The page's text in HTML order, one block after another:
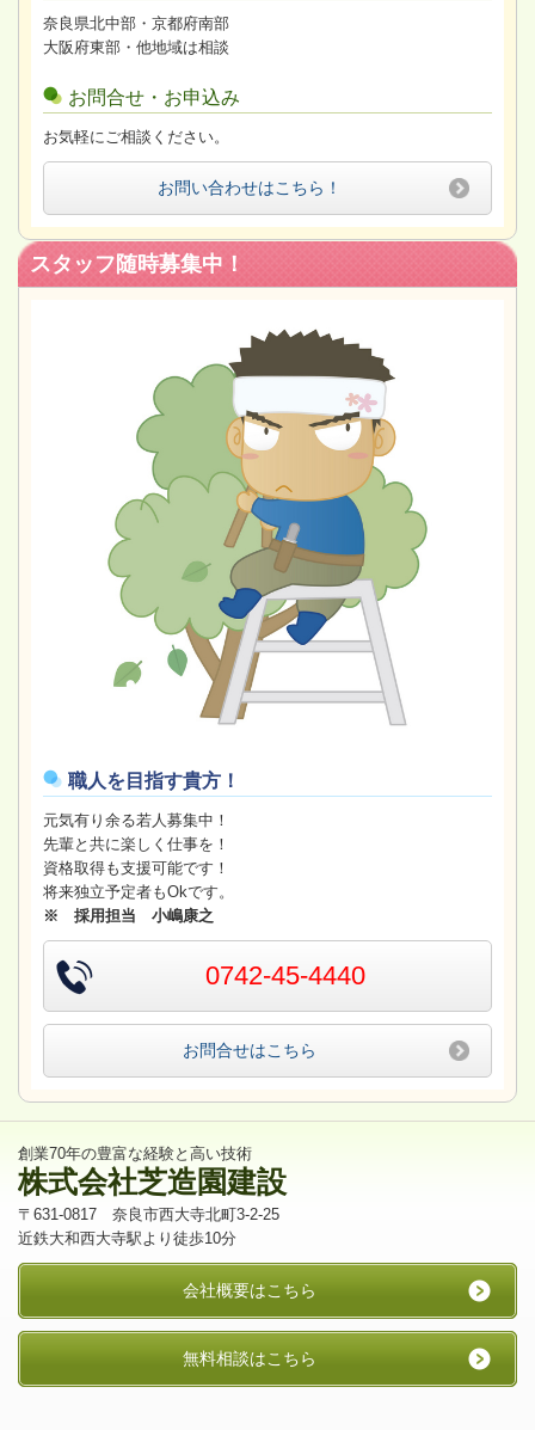
奈良県北中部・京都府南部
大阪府東部・他地域は相談
お問合せ・お申込み
お気軽にご相談ください。
お問い合わせはこちら！
スタッフ随時募集中！
職人を目指す貴方！
元気有り余る若人募集中！
先輩と共に楽しく仕事を！
資格取得も支援可能です！
将来独立予定者もOkです。
※ 採用担当 小嶋康之
0742-45-4440
お問合せはこちら
創業70年の豊富な経験と高い技術
株式会社芝造園建設
〒631-0817 奈良市西大寺北町3-2-25
近鉄大和西大寺駅より徒歩10分
会社概要はこちら
無料相談はこちら